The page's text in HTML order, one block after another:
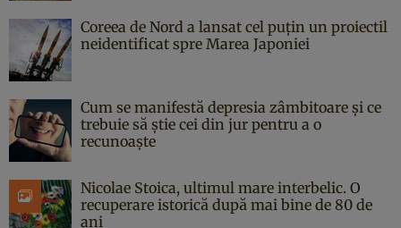
Coreea de Nord a lansat cel puțin un proiectil
neidentificat spre Marea Japoniei
Cum se manifestă depresia zâmbitoare și ce
trebuie să știe cei din jur pentru a o
recunoaște
Nicolae Stoica, ultimul mare interbelic. O
recuperare istorică după mai bine de 80 de
ani